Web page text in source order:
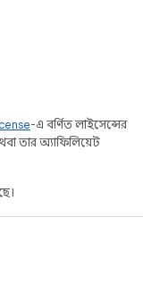
-এ বর্ণিত লাইসেন্সের
তার অ্যাফিলিয়েট